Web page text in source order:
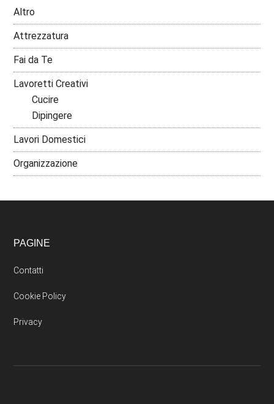
Altro
Attrezzatura
Fai da Te
Lavoretti Creativi
Cucire
Dipingere
Lavori Domestici
Organizzazione
PAGINE
Contatti
Cookie Policy
Privacy